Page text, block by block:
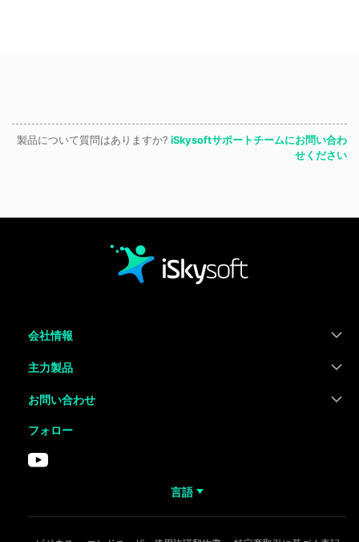
製品について質問はありますか? iSkysoftサポートチームにお問い合わ
せください
会社情報
主力製品
お問い合わせ
フォロー
言語